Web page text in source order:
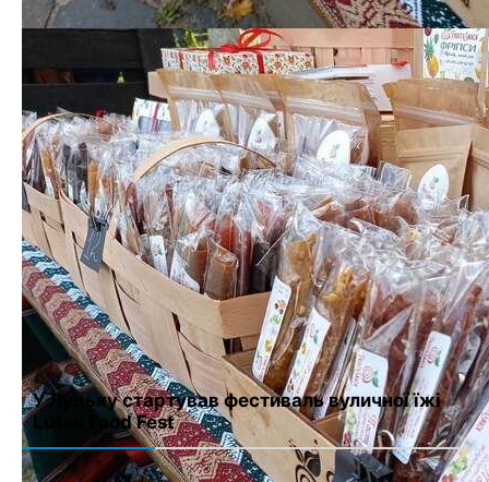
Имя* Email* Сайт
Сохранить моё имя, email и адрес сайта в этом браузере для
последующих моих комментариев.
У Луцьку стартував фестиваль вуличної їжі
Lutsk Food Fest